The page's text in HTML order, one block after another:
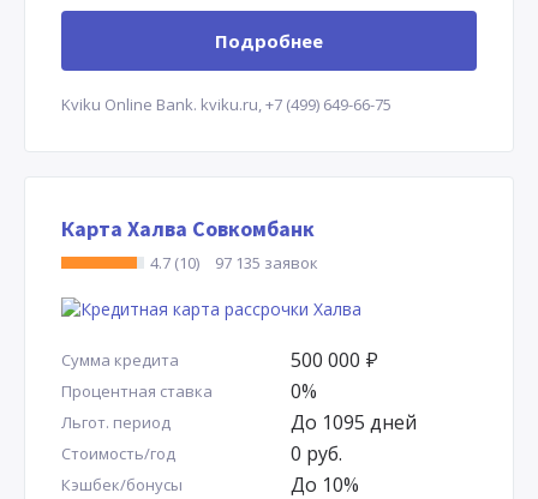
Подробнее
Kviku Online Bank. kviku.ru,+7 (499) 649-66-75
Карта Халва Совкомбанк
4.7 (10) 97 135 заявок
Сумма кредита 500 000 Р
Процентная ставка 0%
Льгот. период До 1095 дней
Стоимость/год 0 руб.
Кэшбек/бонусы До 10%